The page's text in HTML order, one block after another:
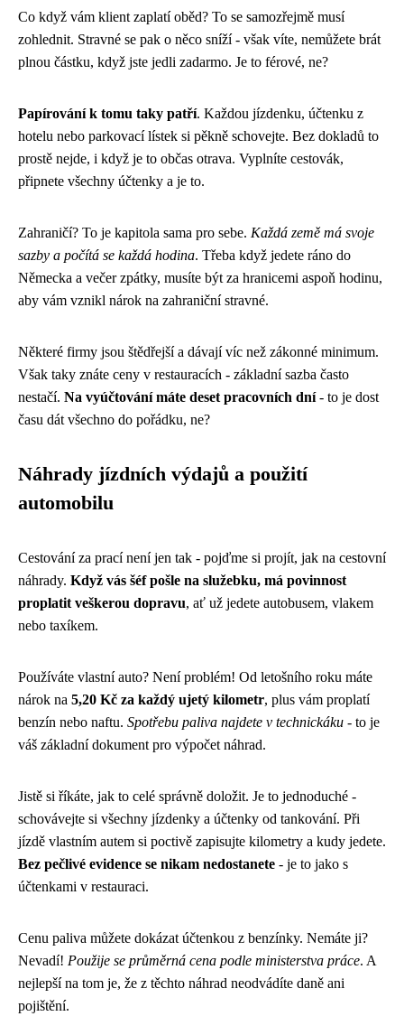
Co když vám klient zaplatí oběd? To se samozřejmě musí
zohlednit. Stravné se pak o něco sníží - však víte, nemůžete brát
plnou částku, když jste jedli zadarmo. Je to férové, ne?
Papírování k tomu taky patří. Každou jízdenku, účtenku z
hotelu nebo parkovací lístek si pěkně schovejte. Bez dokladů to
prostě nejde, i když je to občas otrava. Vyplníte cestovák,
připnete všechny účtenky a je to.
Zahraničí? To je kapitola sama pro sebe. Každá země má svoje
sazby a počítá se každá hodina. Třeba když jedete ráno do
Německa a večer zpátky, musíte být za hranicemi aspoň hodinu,
aby vám vznikl nárok na zahraniční stravné.
Některé firmy jsou štědřejší a dávají víc než zákonné minimum.
Však taky znáte ceny v restauracích - základní sazba často
nestačí. Na vyúčtování máte deset pracovních dní- to je dost
času dát všechno do pořádku, ne?
Náhrady jízdních výdajů a použití
automobilu
Cestování za prací není jen tak - pojďme si projít, jak na cestovní
náhrady. Když vás šéf pošle na služebku, má povinnost
proplatit veškerou dopravu, ať už jedete autobusem, vlakem
nebo taxíkem.
Používáte vlastní auto? Není problém! Od letošního roku máte
nárok na 5,20 Kč za každý ujetý kilometr, plus vám proplatí
benzín nebo naftu. Spotřebu paliva najdete v technickáku - to je
váš základní dokument pro výpočet náhrad.
Jistě si říkáte, jak to celé správně doložit. Je to jednoduché -
schovávejte si všechny jízdenky a účtenky od tankování. Při
jízdě vlastním autem si poctivě zapisujte kilometry a kudy jedete.
Bez pečlivé evidence se nikam nedostanete - je to jako s
účtenkami v restauraci.
Cenu paliva můžete dokázat účtenkou z benzínky. Nemáte ji?
Nevadí! Použije se průměrná cena podle ministerstva práce. A
nejlepší na tom je, že z těchto náhrad neodvádíte daně ani
pojištění.